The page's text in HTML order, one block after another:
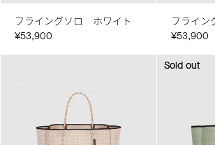
フライングソロ ホワイト
¥53,900
フライ
¥53,900
Sold out
Sold out